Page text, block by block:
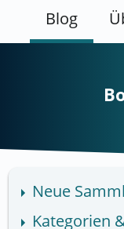
Blog
Neue
Kategorien